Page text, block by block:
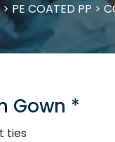
> PE COATED PP >
Gown *
ties